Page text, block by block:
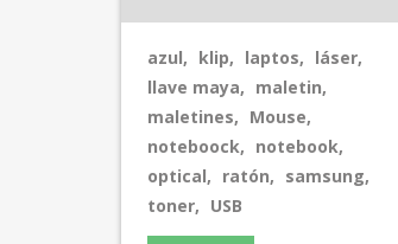
azul, klip, laptos, láser,
llave maya, maletin,
maletines, Mouse,
noteboock, notebook,
optical, ratón, samsung,
toner, USB